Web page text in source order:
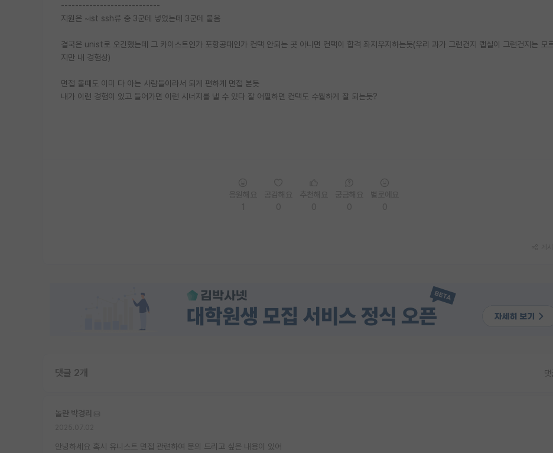
----------------------------
지원은 ~ist ssh류 중 3군데 넣었는데 3군데 붙음
결국은 unist로 오긴했는데 그 카이스트인가 포항공대인가 컨택 안되는 곳 아니면 컨택이 합격 좌지우지하는듯(우리 과가 그런건지 랩실이 그런건지는 모
지만 내 경험상)
면접 볼때도 이미 다 아는 사람들이라서 되게 편하게 면접 본듯
내가 이런 경험이 있고 들어가면 이런 시너지를 낼 수 있다 잘 어필하면 컨택도 수월하게 잘 되는듯?
댓글 2개 댓
놀란 박경리
안녕하세요 혹시 유니스트 면접 관련하여 문의 드리고 싶은 내용이 있어